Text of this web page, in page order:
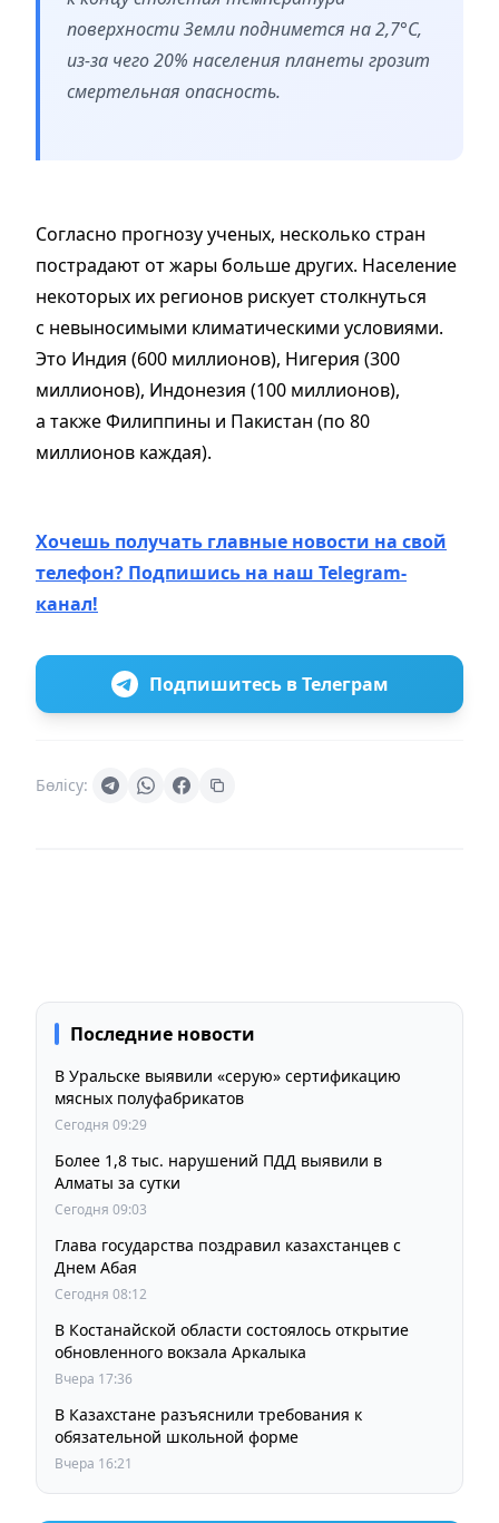
поверхности Земли поднимется на 2,7°С,
из-за чего 20% населения планеты грозит
смертельная опасность.
Согласно прогнозуученых, несколько стран
пострадают от жары больше других. Население
некоторых их регионов рискует столкнуться
с невыносимыми климатическими условиями.
Это Индия (600 миллионов), Нигерия (300
миллионов), Индонезия (100 миллионов),
а также Филиппины и Пакистан (по 80
миллионов каждая).
Хочешь получать главные новости на свой
телефон? Подпишись на наш Telegram-
канал!
Подпишитесь в Телеграм
Бөлісу:
Последние новости
В Уральске выявили «серую» сертификацию
мясных полуфабрикатов
Сегодня 09:29
Более 1,8 тыс. нарушений ПДД выявили в
Алматы за сутки
Сегодня 09:03
Глава государства поздравил казахстанцев с
Днем Абая
Сегодня 08:12
В Костанайской области состоялось открытие
обновленного вокзала Аркалыка
Вчера 17:36
В Казахстане разъяснили требования к
обязательной школьной форме
Вчера 16:21